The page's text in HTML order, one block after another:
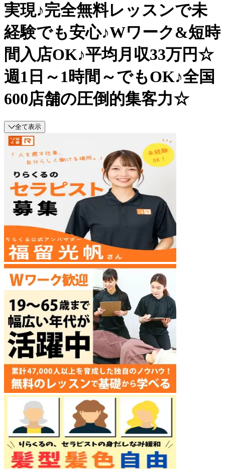
実現♪完全無料レッスンで未
経験でも安心♪Wワーク&短時
間入店OK♪平均月収33万円☆
週1日～1時間～でもOK♪全国
600店舗の圧倒的集客力☆
全て表示